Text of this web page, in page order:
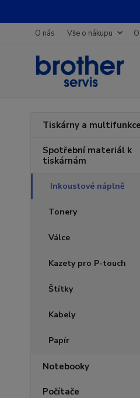
O nás Vše o nákupu
Tiskárny a multifunkce
Spotřební materiál k
tiskárnám
Inkoustové náplně
Tonery
Válce
Kazety pro P-touch
Štítky
Kabely
Papír
Notebooky
Počítače